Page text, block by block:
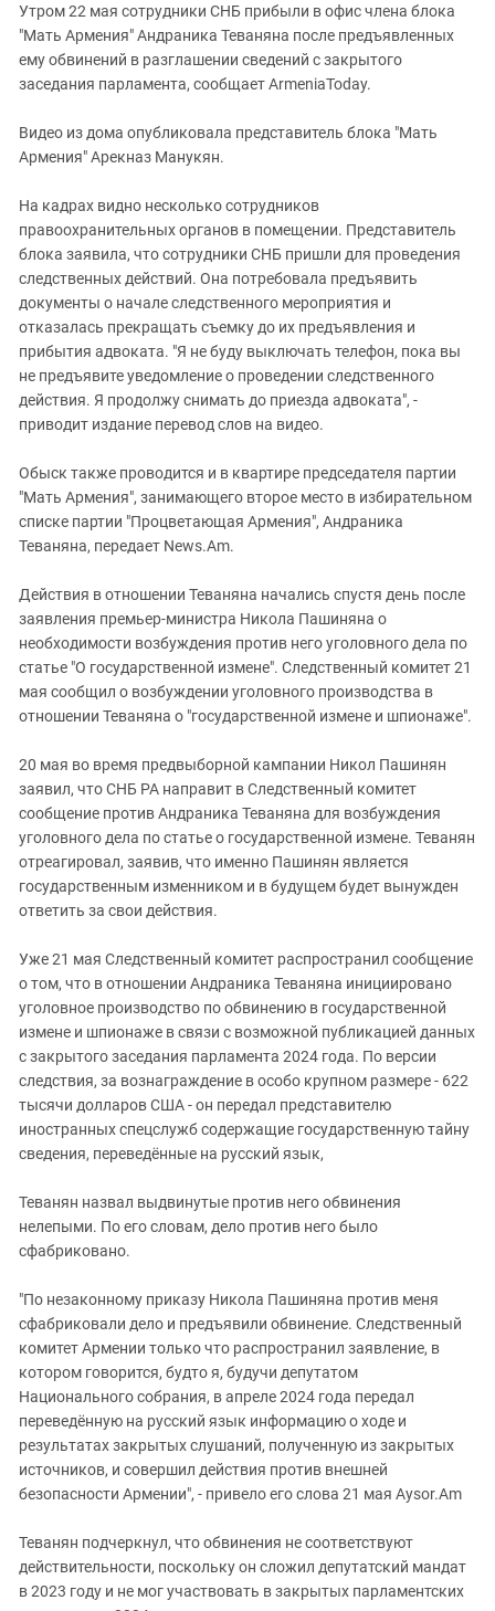
Утром 22 мая сотрудники СНБ прибыли в офис члена блока
"Мать Армения" Андраника Теваняна после предъявленных
ему обвинений в разглашении сведений с закрытого
заседания парламента, сообщает ArmeniaToday.
Видео из дома опубликовала представитель блока "Мать
Армения" Арекназ Манукян.
На кадрах видно несколько сотрудников
правоохранительных органов в помещении. Представитель
блока заявила, что сотрудники СНБ пришли для проведения
следственных действий. Она потребовала предъявить
документы о начале следственного мероприятия и
отказалась прекращать съемку до их предъявления и
прибытия адвоката. "Я не буду выключать телефон, пока вы
не предъявите уведомление о проведении следственного
действия. Я продолжу снимать до приезда адвоката", -
приводит издание перевод слов на видео.
Обыск также проводится и в квартире председателя партии
"Мать Армения", занимающего второе место в избирательном
списке партии "Процветающая Армения", Андраника
Теваняна, передает News.Am.
Действия в отношении Теваняна начались спустя день после
заявления премьер-министра Никола Пашиняна о
необходимости возбуждения против него уголовного дела по
статье "О государственной измене". Следственный комитет 21
мая сообщил о возбуждении уголовного производства в
отношении Теваняна о "государственной измене и шпионаже".
20 мая во время предвыборной кампании Никол Пашинян
заявил, что СНБ РА направит в Следственный комитет
сообщение против Андраника Теваняна для возбуждения
уголовного дела по статье о государственной измене. Теванян
отреагировал, заявив, что именно Пашинян является
государственным изменником и в будущем будет вынужден
ответить за свои действия.
Уже 21 мая Следственный комитет распространил сообщение
о том, что в отношении Андраника Теваняна инициировано
уголовное производство по обвинению в государственной
измене и шпионаже в связи с возможной публикацией данных
с закрытого заседания парламента 2024 года. По версии
следствия, за вознаграждение в особо крупном размере - 622
тысячи долларов США - он передал представителю
иностранных спецслужб содержащие государственную тайну
сведения, переведённые на русский язык,
Теванян назвал выдвинутые против него обвинения
нелепыми. По его словам, дело против него было
сфабриковано.
"По незаконному приказу Никола Пашиняна против меня
сфабриковали дело и предъявили обвинение. Следственный
комитет Армении только что распространил заявление, в
котором говорится, будто я, будучи депутатом
Национального собрания, в апреле 2024 года передал
переведённую на русский язык информацию о ходе и
результатах закрытых слушаний, полученную из закрытых
источников, и совершил действия против внешней
безопасности Армении", - привело его слова 21 мая Aysor.Am
Теванян подчеркнул, что обвинения не соответствуют
действительности, поскольку он сложил депутатский мандат
в 2023 году и не мог участвовать в закрытых парламентских